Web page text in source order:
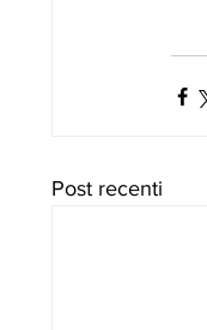
Post recenti